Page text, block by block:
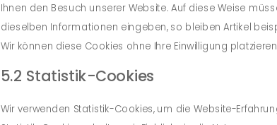
Ihnen den Besuch unserer Website. Auf diese Weise
dieselben Informationen eingeben, so bleiben Artikel
Wir können diese Cookies ohne Ihre Einwilligung
5.2 Statistik-Cookies
Wir verwenden Statistik-Cookies, um die Website-